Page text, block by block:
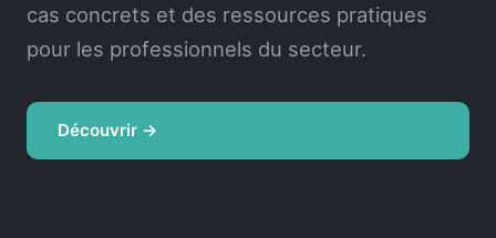
cas concrets et des ressources pratiques
pour les professionnels du secteur.
Découvrir →